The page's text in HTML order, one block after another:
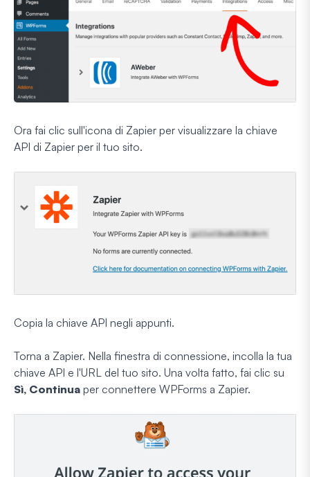
Ora fai clic sull'icona di Zapier per visualizzare la chiave
API di Zapier per il tuo sito.
Copia la chiave API negli appunti.
Torna a Zapier. Nella finestra di connessione, incolla la tua
chiave API e l'URL del tuo sito. Una volta fatto, fai clic su
Sì, Continua per connettere WPForms a Zapier.